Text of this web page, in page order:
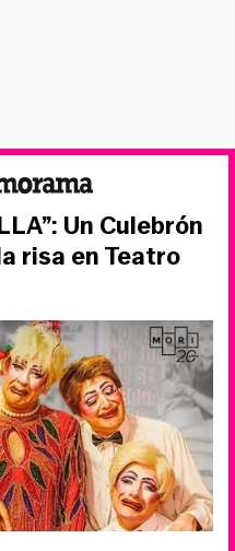
Un Culebrón
risa en Teatro